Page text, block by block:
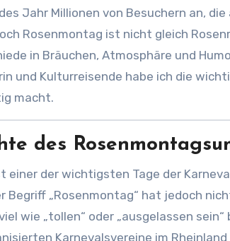
Jahr Millionen von Besuchern an,
Rosenmontag ist nicht gleich
in Bräuchen, Atmosphäre und
und Kulturreisende habe ich die
macht.
des
einer der wichtigsten Tage der
Begriff „Rosenmontag“ hat jedoch
wie „tollen“ oder „ausgelassen
Karnevalsvereine im